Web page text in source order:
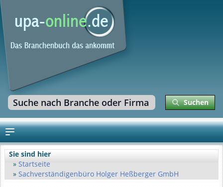
Suchen
Sie sind hier
Startseite
Sachverständigenbüro Holger Heßberger GmbH